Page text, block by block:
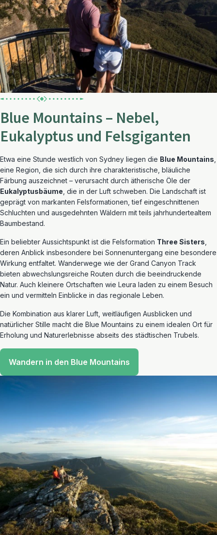
Blue Mountains – Nebel,
Eukalyptus und Felsgiganten
Etwa eine Stunde westlich von Sydney liegen die Blue Mountains
eine Region, die sich durch ihre charakteristische, bläuliche
Färbung auszeichnet – verursacht durch ätherische Öle der
Eukalyptusbäume , die in der Luft schweben. Die Landschaft ist
geprägt von markanten Felsformationen, tief eingeschnittenen
Schluchten und ausgedehnten Wäldern mit teils jahrhundertealtem
Baumbestand.
Ein beliebter Aussichtspunkt ist die Felsformation Three Sisters
deren Anblick insbesondere bei Sonnenuntergang eine besondere
Wirkung entfaltet. Wanderwege wie der Grand Canyon Track
bieten abwechslungsreiche Routen durch die beeindruckende
Natur. Auch kleinere Ortschaften wie Leura laden zu einem Besuch
ein und vermitteln Einblicke in das regionale Leben.
Die Kombination aus klarer Luft, weitläufigen Ausblicken und
natürlicher Stille macht die Blue Mountains zu einem idealen Ort für
Erholung und Naturerlebnisse abseits des städtischen Trubels.
Wandern in den Blue Mountains